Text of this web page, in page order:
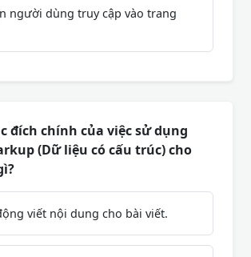
người dùng truy cập vào trang
đích chính của việc sử dụng
(Dữ liệu có cấu trúc) cho
viết nội dung cho bài viết.